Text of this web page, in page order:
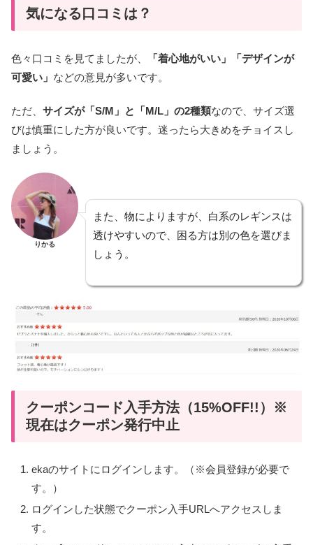
気になる口コミは？
色々口コミを見てましたが、
「着心地がいい」「デザインが
可愛い」 などの意見が多いです。
ただ、 サイズが「S/M」と「M/L」の2種類なので、サイズ選
びは慎重にした方が良いです。迷ったら大きめをチョイスし
ましょう。
りかる
また、物によりますが、白系のレギンスは
透けやすいので、困る方は別の色を選びま
しょう。
クーポンコード入手方法（15%OFF!!）※
現在はクーポン発行中止
ekaのサイトにログインします。（※会員登録が必要で
す。）
ログインした状態でクーポン入手URLへアクセスしま
す。